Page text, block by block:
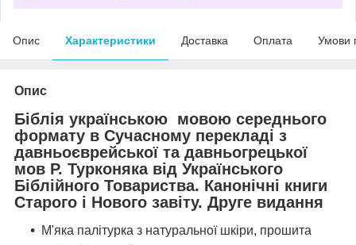
Опис Характеристики Доставка Оплата Умови
Опис
Біблія українською мовою середнього
формату в Сучасному перекладі з
давньоєврейської та давньогрецької
мов Р. Турконяка від Українського
Біблійного Товариства. Канонічні книги
Старого і Нового завіту. Друге видання
М'яка палітурка з натуральної шкіри, прошита